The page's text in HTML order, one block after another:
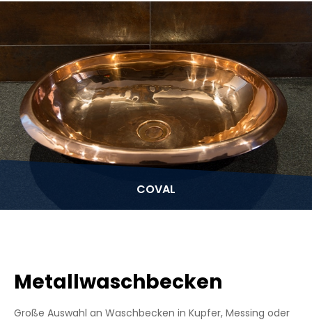
COVAL
Metallwaschbecken
Große Auswahl an Waschbecken in Kupfer, Messing oder